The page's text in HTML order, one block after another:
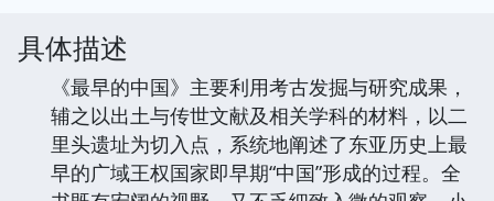
具体描述
《最早的中国》主要利用考古发掘与研究成果，
辅之以出土与传世文献及相关学科的材料，以二
里头遗址为切入点，系统地阐述了东亚历史上最
早的广域王权国家即早期“中国”形成的过程。全